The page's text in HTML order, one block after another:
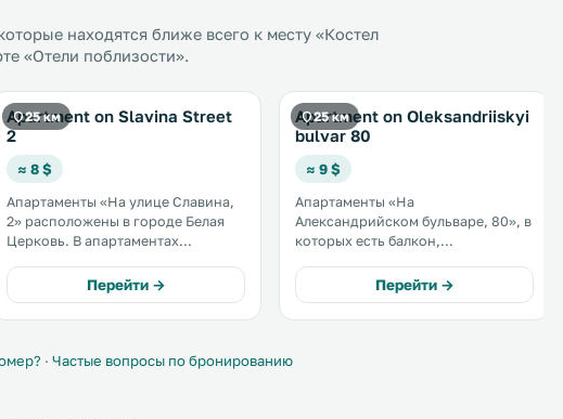
находятся ближе всего к месту «Костел
«Отели поблизости».
25 км
Apartment on Slavina Street
2
≈ 8 $
Апартаменты «На улице Славина,
2» расположены в городе Белая
Церковь. В апартаментах
домашними животными. К услугам
гостей балкон и бесплатный Wi-Fi
на всей территории. Кухня
Перейти →
25 км
Apartment on Oleksandriiskyi
bulvar 80
≈ 9 $
Апартаменты «На
Александрийском бульваре, 80», в
которых есть балкон,
предоставляется бесплатный Wi-
Fi. В распоряжении гостей кухня с
Перейти →
· Частые вопросы по бронированию